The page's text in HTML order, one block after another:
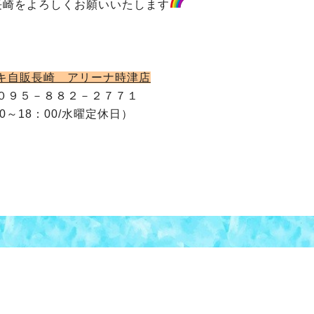
をよろしくお願いいたします
自販長崎 アリーナ時津店
９５－８８２－２７７１
～18：00/水曜定休日）